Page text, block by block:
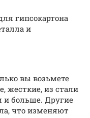
гипсокартона
и
вы возьмете
жесткие, из стали
больше. Другие
что изменяют